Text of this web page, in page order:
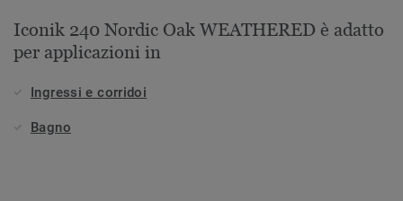
Iconik 240 Nordic Oak WEATHERED è adatto
per applicazioni in
Ingressi e corridoi
Bagno